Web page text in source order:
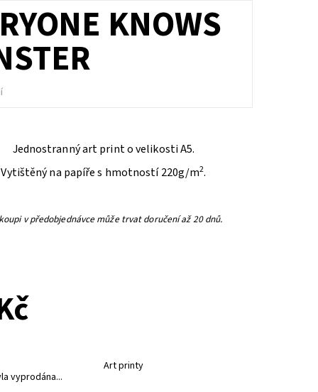
KNOWS
Jednostranný art print o velikosti A5.
Vytištěný na papíře s hmotností 220g/m2.
v předobjednávce může trvat doručení až 20 dnů.
Art printy
vyprodána...